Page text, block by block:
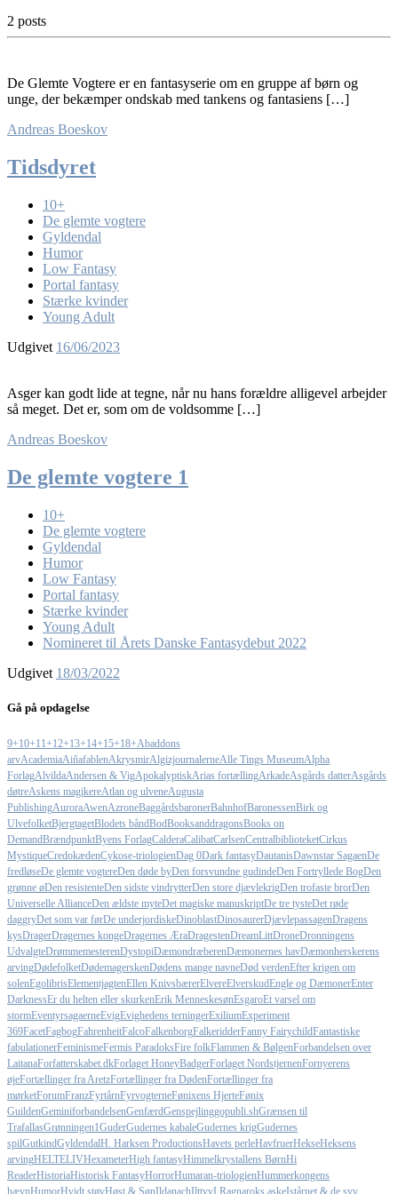
2 posts
De Glemte Vogtere er en fantasyserie om en gruppe af børn og
unge, der bekæmper ondskab med tankens og fantasiens […]
Andreas Boeskov
Tidsdyret
10+
De glemte vogtere
Gyldendal
Humor
Low Fantasy
Portal fantasy
Stærke kvinder
Young Adult
Udgivet 16/06/2023
Asger kan godt lide at tegne, når nu hans forældre alligevel arbejder
så meget. Det er, som om de voldsomme […]
Andreas Boeskov
De glemte vogtere 1
10+
De glemte vogtere
Gyldendal
Humor
Low Fantasy
Portal fantasy
Stærke kvinder
Young Adult
Nomineret til Årets Danske Fantasydebut 2022
Udgivet 18/03/2022
Gå på opdagelse
9+10+11+12+13+14+15+18+Abaddons
arvAcademiaAiñafablenAkrysmirAlgizjournalerneAlle Tings MuseumAlpha
ForlagAlvildaAndersen & VigApokalyptiskArias fortællingArkadeAsgårds datterAsgårds
døtreAskens magikereAtlan og ulveneAugusta
PublishingAuroraAwenAzroneBaggårdsbaronerBahnhofBaronessenBirk og
UlvefolketBjergtagetBlodets båndBodBooksanddragonsBooks on
DemandBrændpunktByens ForlagCalderaCalibatCarlsenCentralbiblioteketCirkus
MystiqueCredokædenCykose-triologienDag 0Dark fantasyDautanisDawnstar SagaenDe
fredløseDe glemte vogtereDen døde byDen forsvundne gudindeDen Fortryllede BogDen
grønne øDen resistenteDen sidste vindrytterDen store djævlekrigDen trofaste brorDen
Universelle AllianceDen ældste myteDet magiske manuskriptDe tre tysteDet røde
daggryDet som var førDe underjordiskeDinoblastDinosaurerDjævlepassagenDragens
kysDragerDragernes kongeDragernes ÆraDragestenDreamLittDroneDronningens
UdvalgteDrømmemesterenDystopiDæmondræberenDæmonernes havDæmonherskerens
arvingDødefolketDødemagerskenDødens mange navneDød verdenEfter krigen om
solenEgolibrisElementjagtenEllen KnivsbærerElvereElverskudEngle og DæmonerEnter
DarknessEr du helten eller skurkenErik MenneskesønEsgaroEt varsel om
stormEventyrsagaerneEvigEvighedens terningerExiliumExperiment
369FacetFagbogFahrenheitFalcoFalkenborgFalkeridderFanny FairychildFantastiske
fabulationerFeminismeFermis ParadoksFire folkFlammen & BølgenForbandelsen over
LaitanaForfatterskabet.dkForlaget HoneyBadgerForlaget NordstjernenFornyerens
øjeFortællinger fra AretzFortællinger fra DødenFortællinger fra
mørketForumFranzFyrtårnFyrvogterneFønixens HjerteFønix
GuildenGeminiforbandelsenGenfærdGenspejlinggopubli.shGrænsen til
TrafallasGrønningen1GuderGudernes kabaleGudernes krigGudernes
spilGutkindGyldendalH. Harksen ProductionsHavets perleHavfruerHekseHeksens
arvingHELTELIVHexameterHigh fantasyHimmelkrystallens BørnHi
ReaderHistoriaHistorisk FantasyHorrorHumaran-triologienHummerkongens
hævnHumorHvidt støvHøst & SønIldanachIlttyvI Ragnaroks askeIstårnet & de syv